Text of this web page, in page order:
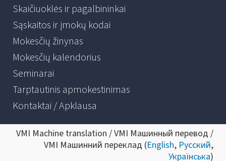
Skaičiuoklės ir pagalbininkai
Sąskaitos ir įmokų kodai
Mokesčių žinynas
Mokesčių kalendorius
Seminarai
Tarptautinis apmokestinimas
Kontaktai / Apklausa
VMI Machine translation / VMI Машинный перевод /
VMI Машинний переклад (English, Русский,
Українська)